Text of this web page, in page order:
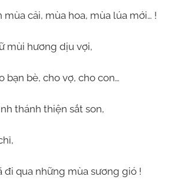
mùa cải, mùa hoa, mùa lúa mới… !
mùi hương dịu vợi,
bạn bè, cho vợ, cho con…
thánh thiện sắt son,
đi qua những mùa sương gió !